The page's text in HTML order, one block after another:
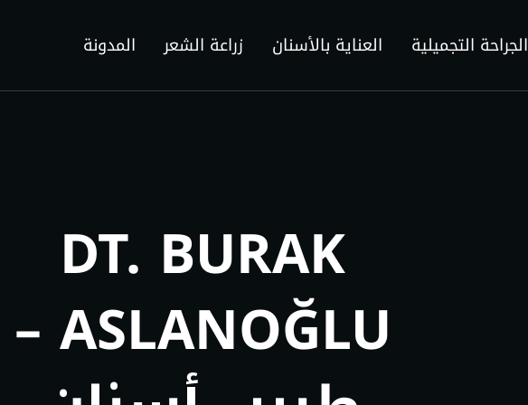
الجراحة التجميلية العناية بالأسنان زراعة الشعر المدونة
DT. BURAK
ASLANOĞLU –